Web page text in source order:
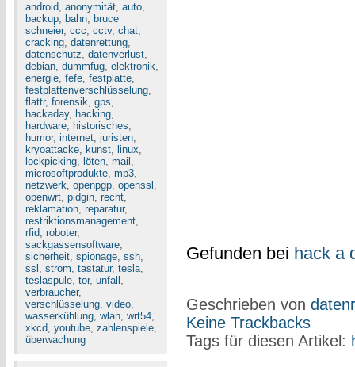
android, anonymität, auto,
backup, bahn, bruce
schneier, ccc, cctv, chat,
cracking, datenrettung,
datenschutz, datenverlust,
debian, dummfug, elektronik,
energie, fefe, festplatte,
festplattenverschlüsselung,
flattr, forensik, gps,
hackaday, hacking,
hardware, historisches,
humor, internet, juristen,
kryoattacke, kunst, linux,
lockpicking, löten, mail ,
microsoftprodukte, mp3,
netzwerk, openpgp, openssl ,
openwrt, pidgin, recht,
reklamation, reparatur,
restriktionsmanagement,
rfid, roboter,
sackgassensoftware,
sicherheit, spionage, ssh,
ssl , strom, tastatur, tesla,
teslaspule, tor, unfall ,
verbraucher,
verschlüsselung, video,
wasserkühlung, wlan, wrt54,
xkcd, youtube, zahlenspiele,
überwachung
Gefunden bei hack a
Geschrieben von
Keine Trackbacks
Tags für diesen Artikel: